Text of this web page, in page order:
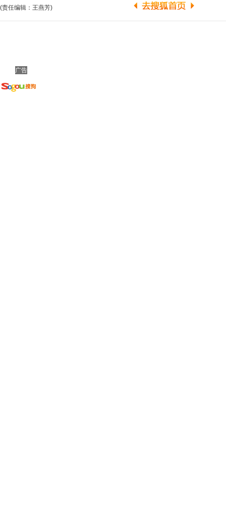
(责任编辑：王燕芳)
广告